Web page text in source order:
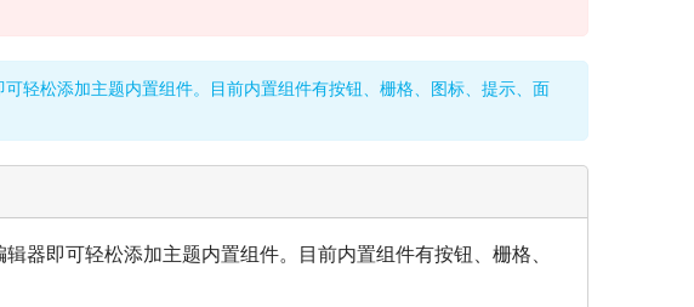
轻松添加主题内置组件。目前内置组件有按钮、栅格、图标、提示、面
器即可轻松添加主题内置组件。目前内置组件有按钮、栅格、